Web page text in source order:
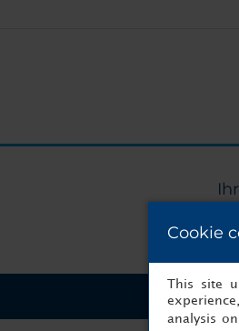
Cookie
This site
analysis